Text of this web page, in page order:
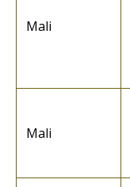
Mali
Mali